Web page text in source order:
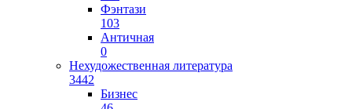
Фэнтази
103
Античная
0
Нехудожественная литература
3442
Бизнес